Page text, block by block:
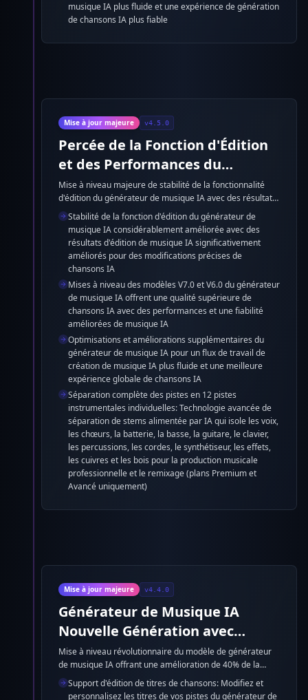
musique IA plus fluide et une expérience de génération
de chansons IA plus fiable
Mise à jour majeure v4.5.0
Percée de la Fonction d'Édition
et des Performances du
Générateur de Musique IA
Mise à niveau majeure de stabilité de la fonctionnalité
d'édition du générateur de musique IA avec des résultats
considérablement améliorés. Modèles V7.0 et V6.0 du
générateur de musique IA améliorés pour une qualité
supérieure de chansons IA et des performances.
Optimisations supplémentaires sur toute la plateforme du
générateur de musique IA pour une meilleure expérience
Stabilité de la fonction d'édition du générateur de
musique IA considérablement améliorée avec des
résultats d'édition de musique IA significativement
améliorés pour des modifications précises de
chansons IA
Mises à niveau des modèles V7.0 et V6.0 du générateur
de musique IA offrent une qualité supérieure de
chansons IA avec des performances et une fiabilité
améliorées de musique IA
Optimisations et améliorations supplémentaires du
générateur de musique IA pour un flux de travail de
création de musique IA plus fluide et une meilleure
expérience globale de chansons IA
Séparation complète des pistes en 12 pistes
instrumentales individuelles: Technologie avancée de
séparation de stems alimentée par IA qui isole les voix,
les chœurs, la batterie, la basse, la guitare, le clavier,
les percussions, les cordes, le synthétiseur, les effets,
les cuivres et les bois pour la production musicale
professionnelle et le remixage (plans Premium et
Avancé uniquement)
Mise à jour majeure v4.4.0
Générateur de Musique IA
Nouvelle Génération avec
Réalisme Amélioré et Excellence
Multilingue
Mise à niveau révolutionnaire du modèle de générateur
de musique IA offrant une amélioration de 40% de la
qualité globale des chansons IA avec une fidélité audio de
qualité studio. Générateur de chansons IA multilingue
Support d'édition de titres de chansons: Modifiez et
personnalisez les titres de vos pistes du générateur de